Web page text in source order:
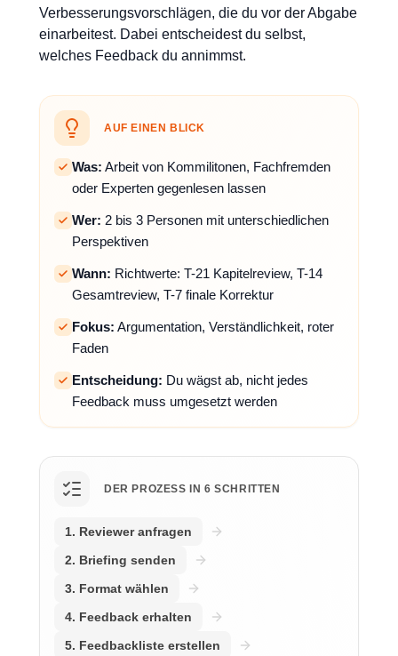
Verbesserungsvorschlägen, die du vor der Abgabe
einarbeitest. Dabei entscheidest du selbst,
welches Feedback du annimmst.
AUF EINEN BLICK
Was: Arbeit von Kommilitonen, Fachfremden
oder Experten gegenlesen lassen
Wer: 2 bis 3 Personen mit unterschiedlichen
Perspektiven
Wann: Richtwerte: T-21 Kapitelreview, T-14
Gesamtreview, T-7 finale Korrektur
Fokus: Argumentation, Verständlichkeit, roter
Faden
Entscheidung: Du wägst ab, nicht jedes
Feedback muss umgesetzt werden
DER PROZESS IN 6 SCHRITTEN
1. Reviewer anfragen
2. Briefing senden
3. Format wählen
4. Feedback erhalten
5. Feedbackliste erstellen